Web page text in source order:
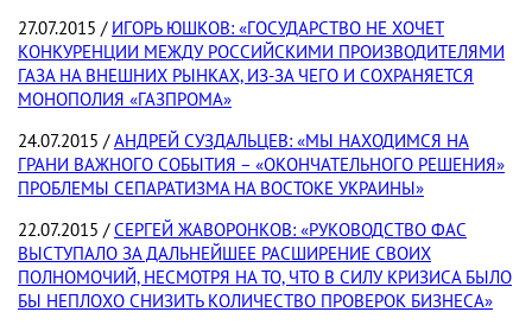
27.07.2015 / ИГОРЬ ЮШКОВ: «ГОСУДАРСТВО НЕ ХОЧЕТ
КОНКУРЕНЦИИ МЕЖДУ РОССИЙСКИМИ ПРОИЗВОДИТЕЛЯМИ
ГАЗА НА ВНЕШНИХ РЫНКАХ, ИЗ-ЗА ЧЕГО И СОХРАНЯЕТСЯ
МОНОПОЛИЯ «ГАЗПРОМА»
24.07.2015 /АНДРЕЙ СУЗДАЛЬЦЕВ: «МЫ НАХОДИМСЯ НА
ГРАНИ ВАЖНОГО СОБЫТИЯ – «ОКОНЧАТЕЛЬНОГО РЕШЕНИЯ»
ПРОБЛЕМЫ СЕПАРАТИЗМА НА ВОСТОКЕ УКРАИНЫ»
22.07.2015 /СЕРГЕЙ ЖАВОРОНКОВ: «РУКОВОДСТВО ФАС
ВЫСТУПАЛО ЗА ДАЛЬНЕЙШЕЕ РАСШИРЕНИЕ СВОИХ
ПОЛНОМОЧИЙ, НЕСМОТРЯ НА ТО, ЧТО В СИЛУ КРИЗИСА БЫЛО
БЫ НЕПЛОХО СНИЗИТЬ КОЛИЧЕСТВО ПРОВЕРОК БИЗНЕСА»